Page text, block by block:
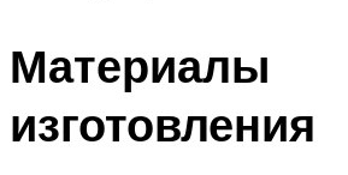
Материалы
изготовления